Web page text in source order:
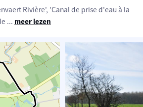
Rivière', 'Canal de prise d'eau à la
... meer lezen